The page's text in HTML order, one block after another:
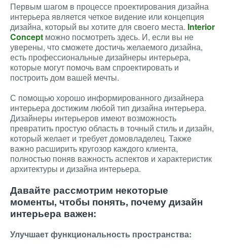
Первым шагом в процессе проектирования дизайна
интерьера является четкое видение или концепция
дизайна, который вы хотите для своего места. Interior
Concept можно посмотреть здесь. И, если вы не
уверены, что сможете достичь желаемого дизайна,
есть профессиональные дизайнеры интерьера,
которые могут помочь вам спроектировать и
построить дом вашей мечты.
С помощью хорошо информированного дизайнера
интерьера достижим любой тип дизайна интерьера.
Дизайнеры интерьеров имеют возможность
превратить простую область в точный стиль и дизайн,
который желает и требует домовладелец. Также
важно расширить кругозор каждого клиента,
полностью поняв важность аспектов и характеристик
архитектуры и дизайна интерьера.
Давайте рассмотрим некоторые
моменты, чтобы понять, почему дизайн
интерьера важен:
Улучшает функциональность пространства: